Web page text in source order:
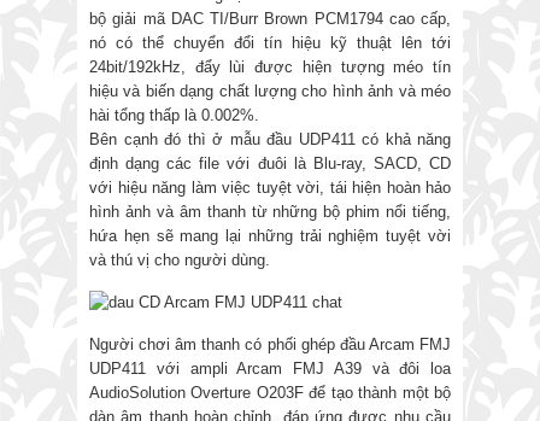
bộ giải mã DAC TI/Burr Brown PCM1794 cao cấp,
nó có thể chuyển đổi tín hiệu kỹ thuật lên tới
24bit/192kHz, đẩy lùi được hiện tượng méo tín
hiệu và biến dạng chất lượng cho hình ảnh và méo
hài tổng thấp là 0.002%.
Bên cạnh đó thì ở mẫu đầu UDP411 có khả năng
định dạng các file với đuôi là Blu-ray, SACD, CD
với hiệu năng làm việc tuyệt vời, tái hiện hoàn hảo
hình ảnh và âm thanh từ những bộ phim nổi tiếng,
hứa hẹn sẽ mang lại những trải nghiệm tuyệt vời
và thú vị cho người dùng.
Người chơi âm thanh có phối ghép đầu Arcam FMJ
UDP411 với ampli Arcam FMJ A39 và đôi loa
AudioSolution Overture O203F để tạo thành một bộ
dàn âm thanh hoàn chỉnh, đáp ứng được nhu cầu